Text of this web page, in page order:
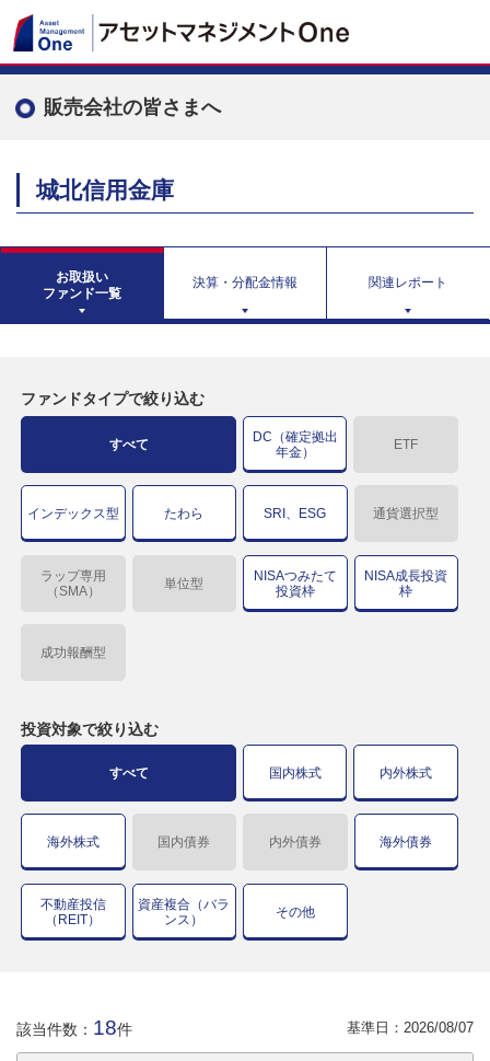
販売会社の皆さまへ
城北信用金庫
お取扱い
ファンド一覧
決算・分配金情報 関連レポート
ファンドタイプで絞り込む
すべて
DC（確定拠出
年金）
ETF
インデックス型 たわら SRI、ESG 通貨選択型
ラップ専用
（SMA）
単位型
NISAつみたて
投資枠
NISA成長投資
枠
成功報酬型
投資対象で絞り込む
すべて 国内株式 内外株式
海外株式 国内債券 内外債券 海外債券
不動産投信
（REIT）
資産複合（バラ
ンス）
その他
該当件数： 18件 基準日： 2026/08/07